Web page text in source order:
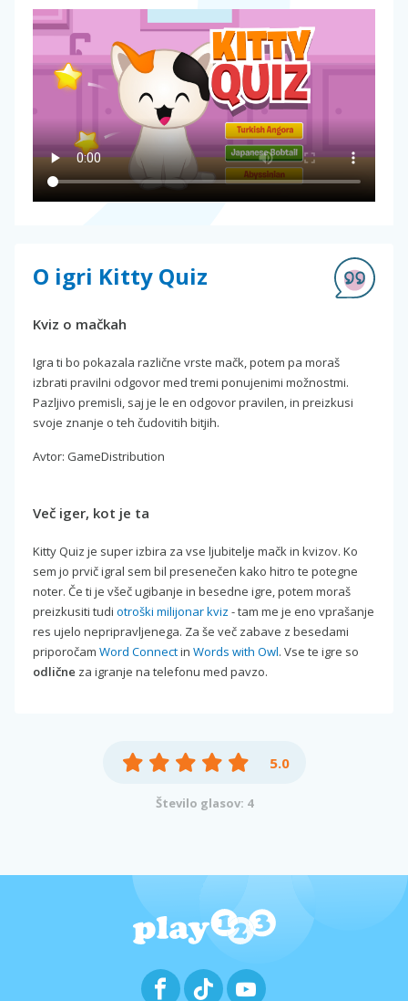
O igri Kitty Quiz
Kviz o mačkah
Igra ti bo pokazala različne vrste mačk, potem pa moraš
izbrati pravilni odgovor med tremi ponujenimi možnostmi.
Pazljivo premisli, saj je le en odgovor pravilen, in preizkusi
svoje znanje o teh čudovitih bitjih.
Avtor: GameDistribution
Več iger, kot je ta
Kitty Quiz je super izbira za vse ljubitelje mačk in kvizov. Ko
sem jo prvič igral sem bil presenečen kako hitro te potegne
noter. Če ti je všeč ugibanje in besedne igre, potem moraš
preizkusiti tudi otroški milijonar kviz - tam me je eno vprašanje
res ujelo nepripravljenega. Za še več zabave z besedami
priporočam Word Connectin Words with Owl. Vse te igre so
odlične za igranje na telefonu med pavzo.
5.0
Število glasov: 4